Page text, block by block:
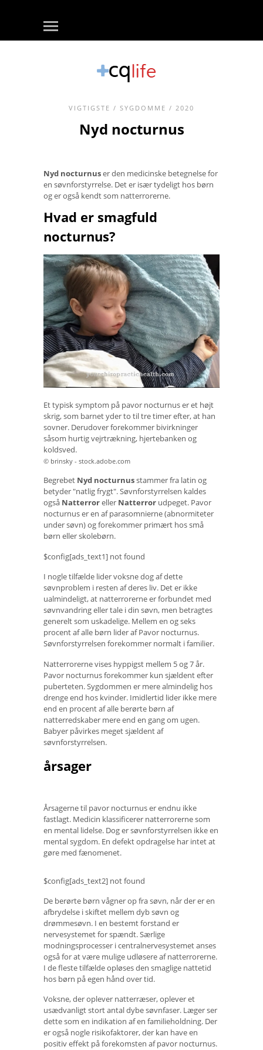
VIGTIGSTE / SYGDOMME / 2020
Nyd nocturnus
Nyd nocturnuser den medicinske betegnelse for
en søvnforstyrrelse. Det er især tydeligt hos børn
og er også kendt som natterrorerne.
Hvad er smagfuld
nocturnus?
Et typisk symptom på pavor nocturnus er et højt
skrig, som barnet yder to til tre timer efter, at han
sovner. Derudover forekommer bivirkninger
såsom hurtig vejrtrækning, hjertebanken og
koldsved.
© brinsky - stock.adobe.com
Begrebet Nyd nocturnusstammer fra latin og
betyder "natlig frygt". Søvnforstyrrelsen kaldes
også Natterroreller Natterror udpeget. Pavor
nocturnus er en af ​​parasomnierne (abnormiteter
under søvn) og forekommer primært hos små
børn eller skolebørn.
$config[ads_text1] not found
I nogle tilfælde lider voksne dog af dette
søvnproblem i resten af ​​deres liv. Det er ikke
ualmindeligt, at natterrorerne er forbundet med
søvnvandring eller tale i din søvn, men betragtes
generelt som uskadelige. Mellem en og seks
procent af alle børn lider af Pavor nocturnus.
Søvnforstyrrelsen forekommer normalt i familier.
Natterrorerne vises hyppigst mellem 5 og 7 år.
Pavor nocturnus forekommer kun sjældent efter
puberteten. Sygdommen er mere almindelig hos
drenge end hos kvinder. Imidlertid lider ikke mere
end en procent af alle berørte børn af
natterredskaber mere end en gang om ugen.
Babyer påvirkes meget sjældent af
søvnforstyrrelsen.
årsager
Årsagerne til pavor nocturnus er endnu ikke
fastlagt. Medicin klassificerer natterrorerne som
en mental lidelse. Dog er søvnforstyrrelsen ikke en
mental sygdom. En defekt opdragelse har intet at
gøre med fænomenet.
$config[ads_text2] not found
De berørte børn vågner op fra søvn, når der er en
afbrydelse i skiftet mellem dyb søvn og
drømmesøvn. I en bestemt forstand er
nervesystemet for spændt. Særlige
modningsprocesser i centralnervesystemet anses
også for at være mulige udløsere af natterrorerne.
I de fleste tilfælde opløses den smaglige nattetid
hos børn på egen hånd over tid.
Voksne, der oplever natterræser, oplever et
usædvanligt stort antal dybe søvnfaser. Læger ser
dette som en indikation af en familieholdning. Der
er også nogle risikofaktorer, der kan have en
positiv effekt på forekomsten af ​​pavor nocturnus.